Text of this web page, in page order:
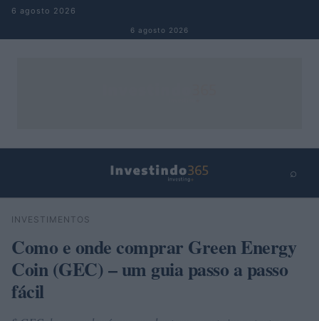
Pular para o conteúdo
6 agosto 2026
6 agosto 2026
⌕
Buscar
INVESTIMENTOS
Como e onde comprar Green Energy
Coin (GEC) – um guia passo a passo
fácil